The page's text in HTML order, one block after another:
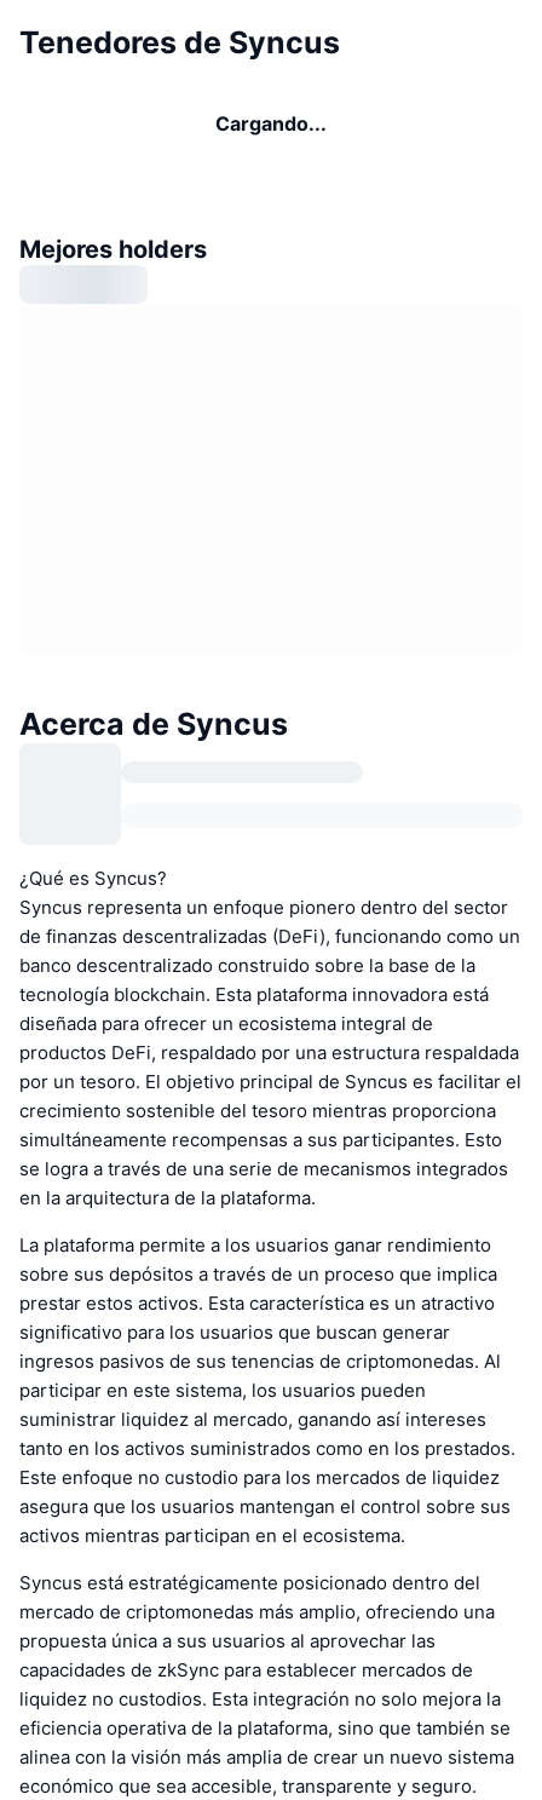
Tenedores de Syncus
Cargando...
Mejores holders
Acerca de Syncus
¿Qué es Syncus?
Syncus representa un enfoque pionero dentro del sector
de finanzas descentralizadas (DeFi), funcionando como un
banco descentralizado construido sobre la base de la
tecnología blockchain. Esta plataforma innovadora está
diseñada para ofrecer un ecosistema integral de
productos DeFi, respaldado por una estructura respaldada
por un tesoro. El objetivo principal de Syncus es facilitar el
crecimiento sostenible del tesoro mientras proporciona
simultáneamente recompensas a sus participantes. Esto
se logra a través de una serie de mecanismos integrados
en la arquitectura de la plataforma.
La plataforma permite a los usuarios ganar rendimiento
sobre sus depósitos a través de un proceso que implica
prestar estos activos. Esta característica es un atractivo
significativo para los usuarios que buscan generar
ingresos pasivos de sus tenencias de criptomonedas. Al
participar en este sistema, los usuarios pueden
suministrar liquidez al mercado, ganando así intereses
tanto en los activos suministrados como en los prestados.
Este enfoque no custodio para los mercados de liquidez
asegura que los usuarios mantengan el control sobre sus
activos mientras participan en el ecosistema.
Syncus está estratégicamente posicionado dentro del
mercado de criptomonedas más amplio, ofreciendo una
propuesta única a sus usuarios al aprovechar las
capacidades de zkSync para establecer mercados de
liquidez no custodios. Esta integración no solo mejora la
eficiencia operativa de la plataforma, sino que también se
alinea con la visión más amplia de crear un nuevo sistema
económico que sea accesible, transparente y seguro.